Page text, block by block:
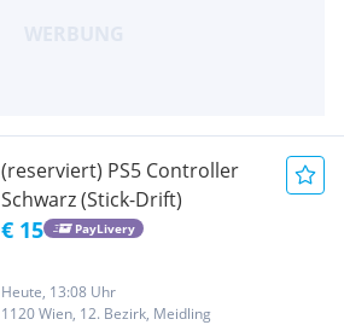
(reserviert) PS5 Controller
Schwarz (Stick-Drift)
€ 15 PayLivery
Heute, 13:08 Uhr
1120 Wien, 12. Bezirk, Meidling